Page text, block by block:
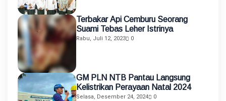
Terbakar Api Cemburu Seorang
Suami Tebas Leher Istrinya
Rabu, Juli 12, 2023 0
GM PLN NTB Pantau Langsung
Kelistrikan Perayaan Natal 2024
Selasa, Desember 24, 2024 0